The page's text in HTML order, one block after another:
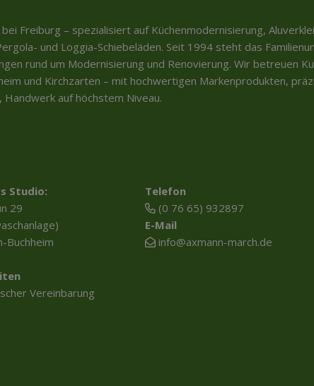
Freiburg – spezialisiert auf Küchenmodernisierung,
und Loggia-Schiebeläden. Seit 1994 steht das
rund um Modernisierung und Renovierung. Wir betreuen
und Kirchzarten – mit hochwertigen Markenprodukten,
auf höchstem Niveau.
Studio:
29
Buchheim
Vereinbarung
Telefon
(0 76 65) 932897
E-Mail
info@axmann-march.de